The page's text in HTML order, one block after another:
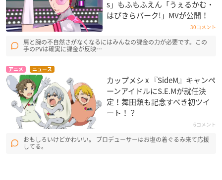
s」もふもふえん「うぇるかむ・
はぴきらパーク!」MVが公開！
30コメント
肩と腕の不自然さがなくなるにはみんなの課金の力が必要です。この
手のPVは確実に課金が反映…
アニメ ニュース
カップメシ x 『SideM』キャンペ
ーンアイドルにS.E.Mが就任決
定！舞田類も記念すべき初ツイ
ート！？
6コメント
おもしろいけどかわいい。 プロデューサーはお塩の着ぐるみ来て応援
してる。